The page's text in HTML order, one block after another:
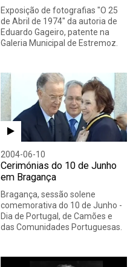
Exposição de fotografias "O 25
de Abril de 1974" da autoria de
Eduardo Gageiro, patente na
Galeria Municipal de Estremoz.
2004-06-10
Cerimónias do 10 de Junho
em Bragança
Bragança, sessão solene
comemorativa do 10 de Junho -
Dia de Portugal, de Camões e
das Comunidades Portuguesas.